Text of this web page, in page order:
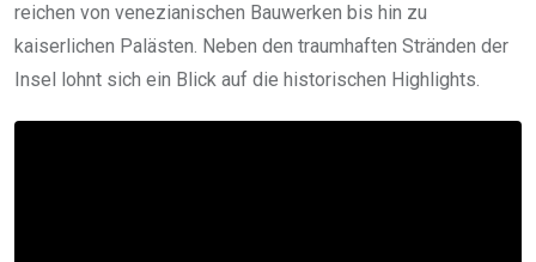
reichen von venezianischen Bauwerken bis hin zu
kaiserlichen Palästen. Neben den traumhaften Stränden der
Insel lohnt sich ein Blick auf die historischen Highlights.